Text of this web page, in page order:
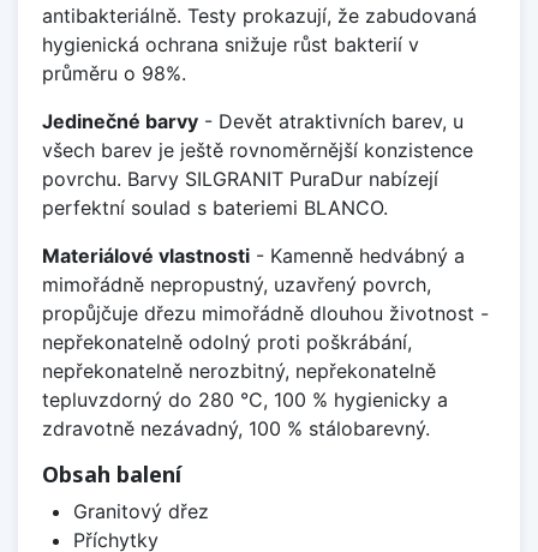
antibakteriálně. Testy prokazují, že zabudovaná
hygienická ochrana snižuje růst bakterií v
průměru o 98%.
Jedinečné barvy - Devět atraktivních barev, u
všech barev je ještě rovnoměrnější konzistence
povrchu. Barvy SILGRANIT PuraDur nabízejí
perfektní soulad s bateriemi BLANCO.
Materiálové vlastnosti - Kamenně hedvábný a
mimořádně nepropustný, uzavřený povrch,
propůjčuje dřezu mimořádně dlouhou životnost -
nepřekonatelně odolný proti poškrábání,
nepřekonatelně nerozbitný, nepřekonatelně
tepluvzdorný do 280 °C, 100 % hygienicky a
zdravotně nezávadný, 100 % stálobarevný.
Obsah balení
Granitový dřez
Příchytky